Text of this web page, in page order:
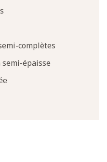
complètes
semi-épaisse